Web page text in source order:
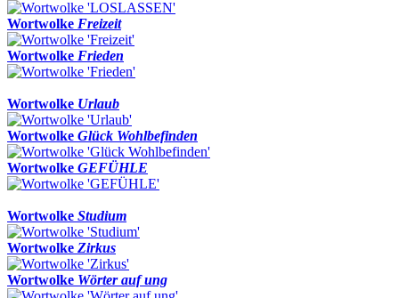
Wortwolke Freizeit
Wortwolke Frieden
Wortwolke Urlaub
Wortwolke Glück Wohlbefinden
Wortwolke GEFÜHLE
Wortwolke Studium
Wortwolke Zirkus
Wortwolke Wörter auf ung